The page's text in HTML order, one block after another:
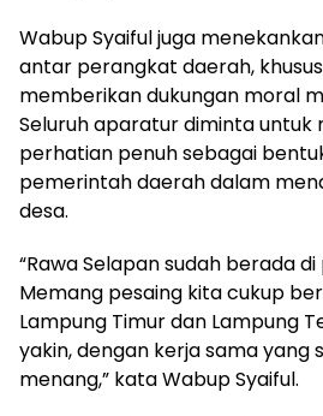
Wabup Syaiful juga
antar perangkat daerah,
memberikan dukungan moral
Seluruh aparatur diminta untuk
perhatian penuh sebagai
pemerintah daerah dalam
desa.
“Rawa Selapan sudah berada
Memang pesaing kita cukup
Lampung Timur dan Lampung
yakin, dengan kerja sama yang
menang,” kata Wabup Syaiful.